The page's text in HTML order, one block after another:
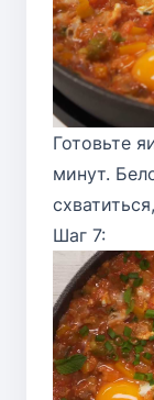
Готовьте
минут.
Шаг 7: